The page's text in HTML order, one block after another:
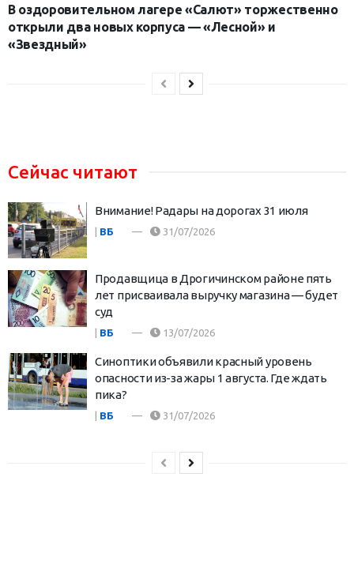
В оздоровительном лагере «Салют» торжественно
открыли два новых корпуса — «Лесной» и
«Звездный»
Сейчас читают
Внимание! Радары на дорогах 31 июля
ВБ 31/07/2026
Продавщица в Дрогичинском районе пять
лет присваивала выручку магазина — будет
суд
ВБ 13/07/2026
Синоптики объявили красный уровень
опасности из-за жары 1 августа. Где ждать
пика?
ВБ 31/07/2026